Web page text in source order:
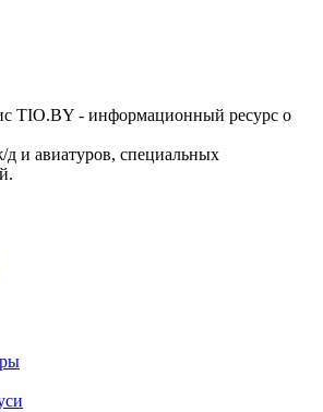
TIO.BY - информационный ресурс о
и авиатуров, специальных